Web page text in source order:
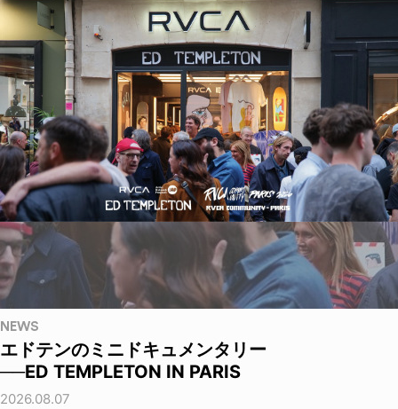
NEWS
エドテンのミニドキュメンタリー
──ED TEMPLETON IN PARIS
2026.08.07